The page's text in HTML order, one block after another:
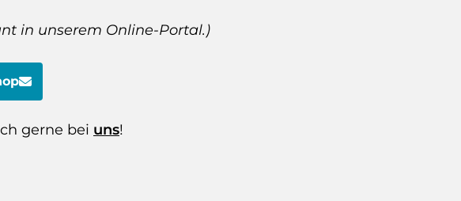
in unserem Online-Portal.)
gerne bei uns!